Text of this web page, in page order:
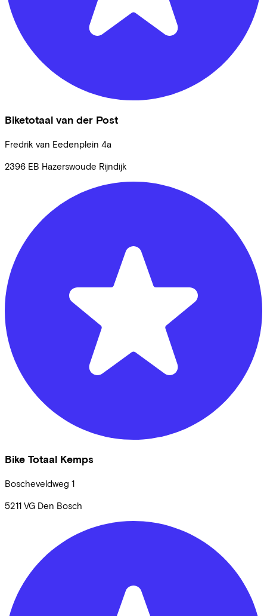
Biketotaal van der Post
Fredrik van Eedenplein 4a
2396 EB Hazerswoude Rijndijk
Bike Totaal Kemps
Boscheveldweg 1
5211 VG Den Bosch